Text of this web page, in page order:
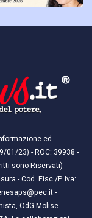
ed
01/23) - ROC: 39938 -
sono Riservati) -
- Cod. Fisc./P. Iva:
-
OdG Molise -